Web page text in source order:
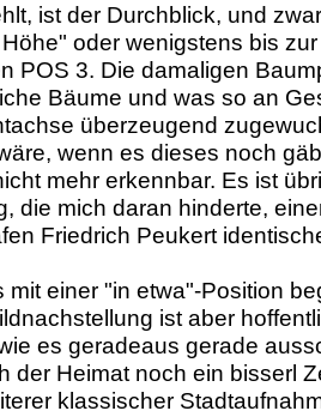
ist der Durchblick, und
oder wenigstens bis
POS 3. Die damaligen
Bäume und was so an
überzeugend
wenn es dieses noch
mehr erkennbar. Es ist
die mich daran hinderte,
Friedrich Peukert
mit einer "in etwa"-Position
ist aber
es geradeaus gerade
der Heimat noch ein bisserl
klassischer